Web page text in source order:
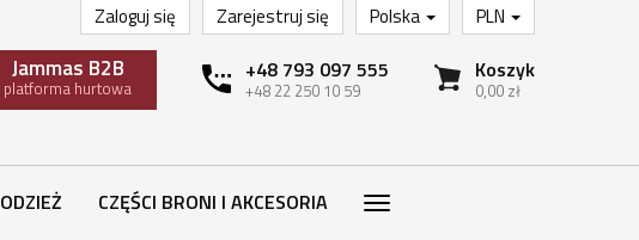
PLN
Polska
Zarejestruj się
Zaloguj się
Koszyk
0,00 zł
+48 793 097 555
+48 22 250 10 59
Jammas B2B
platforma hurtowa
ODZIEŻ CZĘŚCI BRONI I AKCESORIA